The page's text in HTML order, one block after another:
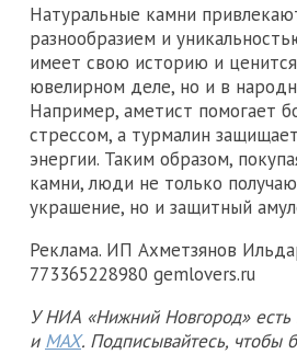
Натуральные камни
разнообразием и
имеет свою историю и
ювелирном деле, но и в
Например, аметист помогает
стрессом, а турмалин
энергии. Таким образом,
камни, люди не только
украшение, но и защитный
Реклама. ИП Ахметзянов
773365228980 gemlovers.ru
У НИА «Нижний Новгород» есть
и MAX. Подписывайтесь, чтобы